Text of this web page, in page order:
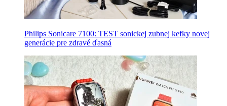
Philips Sonicare 7100: TEST sonickej zubnej kefky novej
generácie pre zdravé ďasná